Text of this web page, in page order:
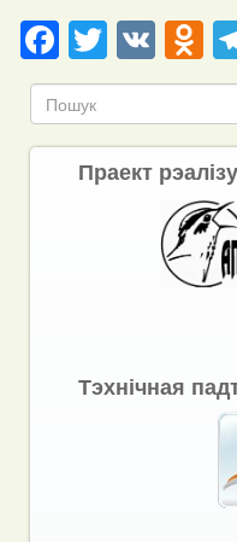
Facebook
Twitter
VK
Праект
Тэхнічная